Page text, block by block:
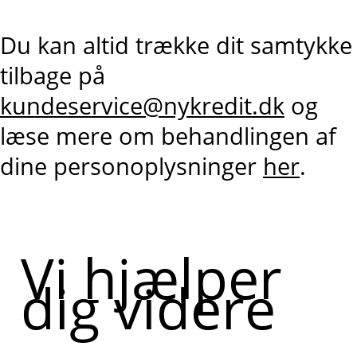
Du kan altid trække dit samtykke
tilbage på
kundeservice@nykredit.dk og
læse mere om behandlingen af
dine personoplysninger her.
Vi hjælper
dig videre